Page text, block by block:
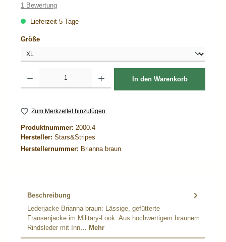
Durchschnittliche Bewertung von 5 von 5 Sternen
1 Bewertung
Lieferzeit 5 Tage
Größeauswählen
In den Warenkorb
Zum Merkzettel hinzufügen
Produktnummer: 2000.4
Hersteller: Stars&Stripes
Herstellernummer: Brianna braun
Beschreibung
Lederjacke Brianna braun: Lässige, gefütterte
Fransenjacke im Military-Look. Aus hochwertigem braunem
Rindsleder mit Inn…
Mehr